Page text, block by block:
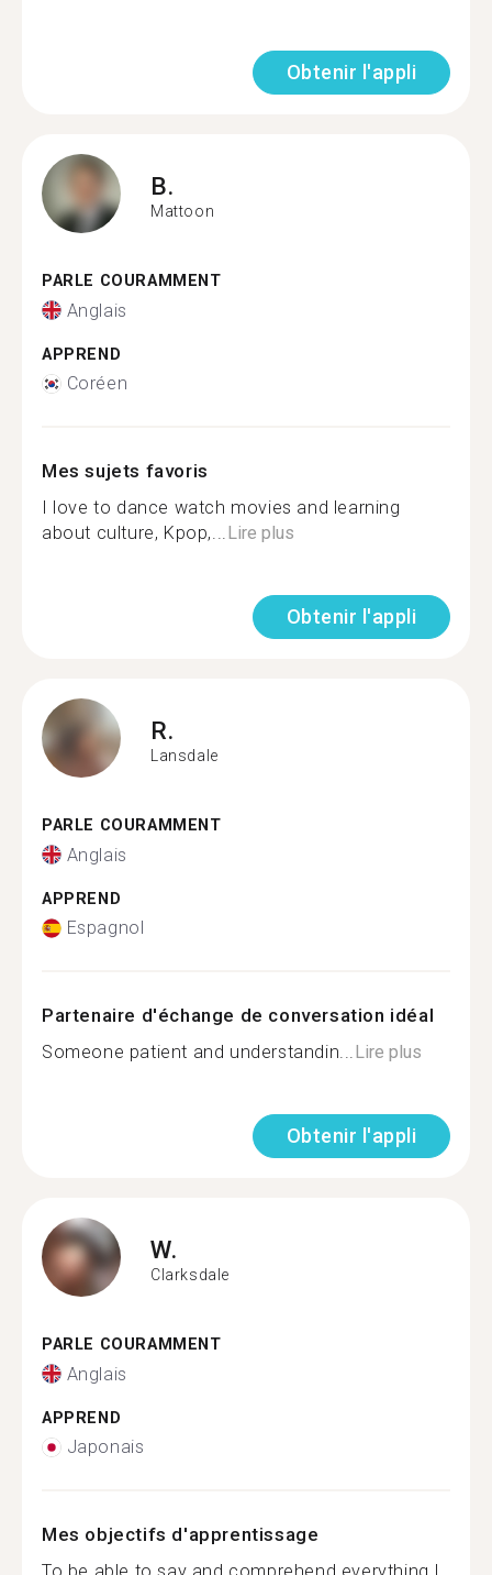
Obtenir l'appli
B.
Mattoon
PARLE COURAMMENT
Anglais
APPREND
Coréen
Mes sujets favoris
I love to dance watch movies and learning
about culture, Kpop,...Lire plus
Obtenir l'appli
R.
Lansdale
PARLE COURAMMENT
Anglais
APPREND
Espagnol
Partenaire d'échange de conversation idéal
Someone patient and understandin...Lire plus
Obtenir l'appli
W.
Clarksdale
PARLE COURAMMENT
Anglais
APPREND
Japonais
Mes objectifs d'apprentissage